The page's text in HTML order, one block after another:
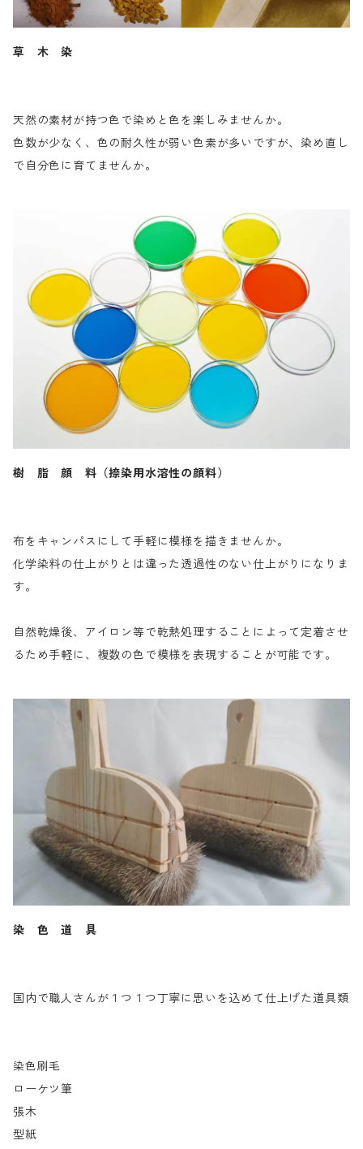
草 木 染
天然の素材が持つ色で染めと色を楽しみませんか。
色数が少なく、色の耐久性が弱い色素が多いですが、染め直し
で自分色に育てませんか。
樹 脂 顔 料（捺染用水溶性の顔料）
布をキャンパスにして手軽に模様を描きませんか。
化学染料の仕上がりとは違った透過性のない仕上がりになりま
す。
自然乾燥後、アイロン等で乾熱処理することによって定着させ
るため手軽に、複数の色で模様を表現することが可能です。
染 色 道 具
国内で職人さんが１つ１つ丁寧に思いを込めて仕上げた道具類
染色刷毛
ローケツ筆
張木
型紙